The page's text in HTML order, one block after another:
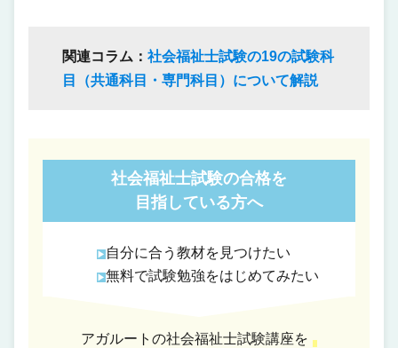
関連コラム： 社会福祉士試験の19の試験科
目（共通科目・専門科目）について解説
社会福祉士試験の合格を
目指している方へ
自分に合う教材を見つけたい
無料で試験勉強をはじめてみたい
アガルートの社会福祉士試験講座を